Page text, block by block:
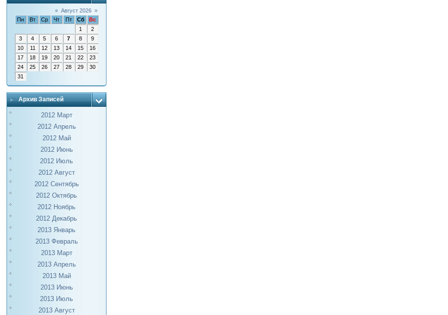
« Август 2026 »
Пн
Вт Ср Чт Пт Сб
Вс
1
2
3
4 5 6 7 8
9
10
11 12 13 14 15
16
17
18 19 20 21 22
23
24
25 26 27 28 29
30
31
Архив Записей
2012 Март
2012 Апрель
2012 Май
2012 Июнь
2012 Июль
2012 Август
2012 Сентябрь
2012 Октябрь
2012 Ноябрь
2012 Декабрь
2013 Январь
2013 Февраль
2013 Март
2013 Апрель
2013 Май
2013 Июнь
2013 Июль
2013 Август